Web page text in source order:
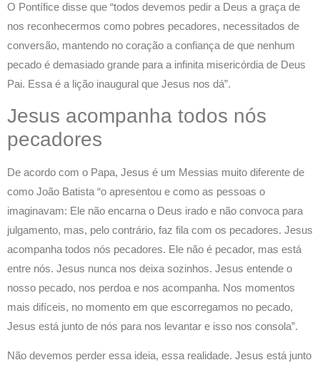
O Pontífice disse que “todos devemos pedir a Deus a graça de
nos reconhecermos como pobres pecadores, necessitados de
conversão, mantendo no coração a confiança de que nenhum
pecado é demasiado grande para a infinita misericórdia de Deus
Pai. Essa é a lição inaugural que Jesus nos dá”.
Jesus acompanha todos nós
pecadores
De acordo com o Papa, Jesus é um Messias muito diferente de
como João Batista “o apresentou e como as pessoas o
imaginavam: Ele não encarna o Deus irado e não convoca para
julgamento, mas, pelo contrário, faz fila com os pecadores. Jesus
acompanha todos nós pecadores. Ele não é pecador, mas está
entre nós. Jesus nunca nos deixa sozinhos. Jesus entende o
nosso pecado, nos perdoa e nos acompanha. Nos momentos
mais difíceis, no momento em que escorregamos no pecado,
Jesus está junto de nós para nos levantar e isso nos consola”.
Não devemos perder essa ideia, essa realidade. Jesus está junto